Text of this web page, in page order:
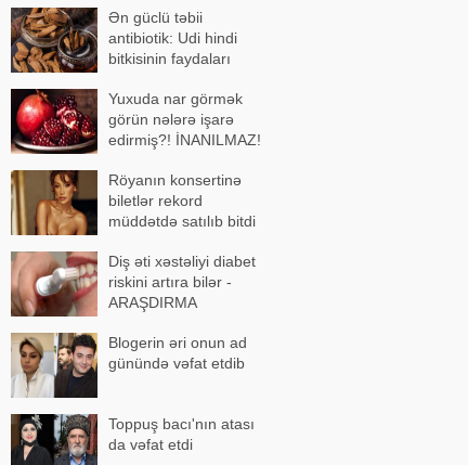
Ən güclü təbii
antibiotik: Udi hindi
bitkisinin faydaları
Yuxuda nar görmək
görün nələrə işarə
edirmiş?! İNANILMAZ!
Röyanın konsertinə
biletlər rekord
müddətdə satılıb bitdi
Diş əti xəstəliyi diabet
riskini artıra bilər -
ARAŞDIRMA
Blogerin əri onun ad
günündə vəfat etdib
Toppuş bacı'nın atası
da vəfat etdi